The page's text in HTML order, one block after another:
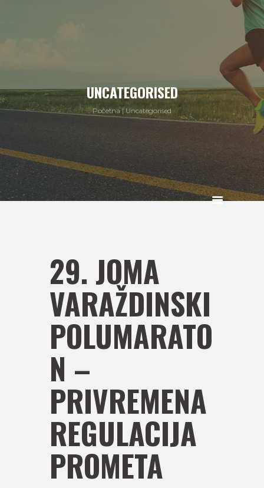
UNCATEGORISED
Početna Uncategorised
29. JOMA
VARAŽDINSKI
POLUMARATO
N –
PRIVREMENA
REGULACIJA
PROMETA